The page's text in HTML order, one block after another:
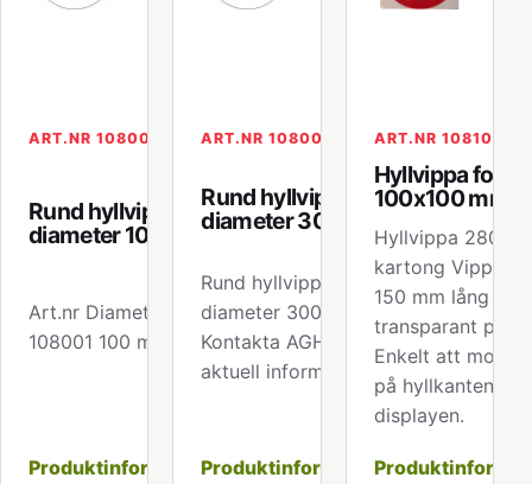
ART.NR 108001
Rund hyllvippa
diameter 100mm
Art.nr Diameter
108001 100 mm Välj
Produktinformation
ART.NR 108002
Rund hyllvippa
diameter 300mm
Rund hyllvippa
diameter 300mm.
Kontakta AGH för
aktuell information.
Produktinformation
ART.NR 108100
Hyllvippa
100x100 mm
Hyllvippa 280 gr
kartong Vipparm
150 mm lång i
transparant plast.
Enkelt att
på hyllkanten
displayen.